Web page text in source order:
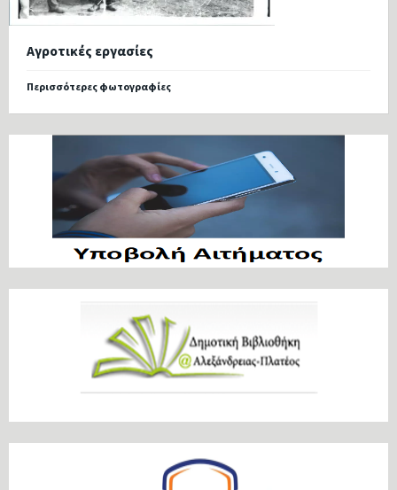
Αγροτικές εργασίες
Περισσότερες φωτογραφίες